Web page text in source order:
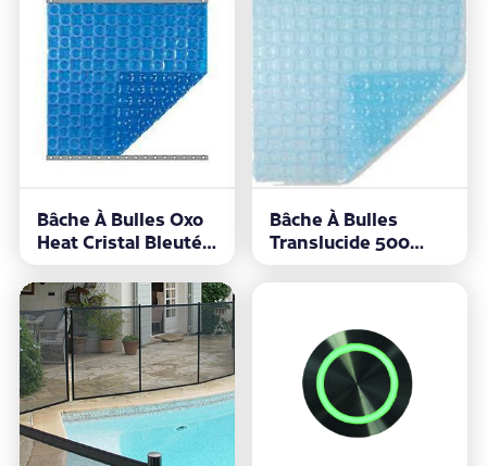
Bâche À Bulles Oxo
Heat Cristal Bleutée
500 Microns
Bâche À Bulles
Translucide 500
Microns